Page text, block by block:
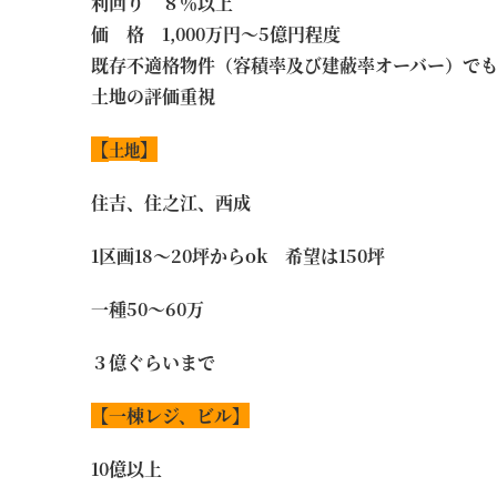
価 格 1,000万円～5億円程度
既存不適格物件（容積率及び建蔽率オーバー）で
土地の評価重視
【土地】
住吉、住之江、西成
1区画18～20坪からok 希望は150坪
一種50～60万
３億ぐらいまで
【一棟レジ、ビル】
10億以上